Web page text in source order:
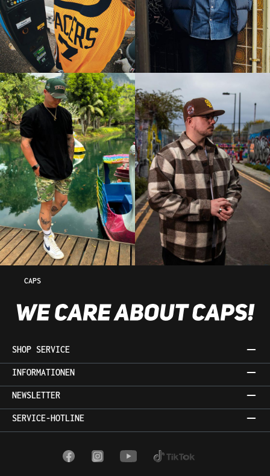
CAPS
SHOP SERVICE
INFORMATIONEN
NEWSLETTER
SERVICE-HOTLINE